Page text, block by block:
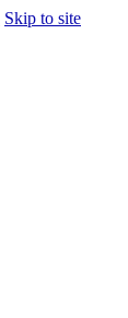
Skip to site